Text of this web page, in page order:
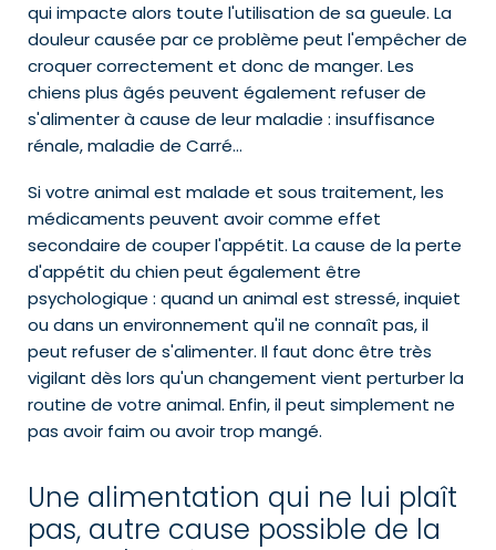
qui impacte alors toute l'utilisation de sa gueule. La
douleur causée par ce problème peut l'empêcher de
croquer correctement et donc de manger. Les
chiens plus âgés peuvent également refuser de
s'alimenter à cause de leur maladie : insuffisance
rénale, maladie de Carré…
Si votre animal est malade et sous traitement, les
médicaments peuvent avoir comme effet
secondaire de couper l'appétit. La cause de la perte
d'appétit du chien peut également être
psychologique : quand un animal est stressé, inquiet
ou dans un environnement qu'il ne connaît pas, il
peut refuser de s'alimenter. Il faut donc être très
vigilant dès lors qu'un changement vient perturber la
routine de votre animal. Enfin, il peut simplement ne
pas avoir faim ou avoir trop mangé.
Une alimentation qui ne lui plaît
pas, autre cause possible de la